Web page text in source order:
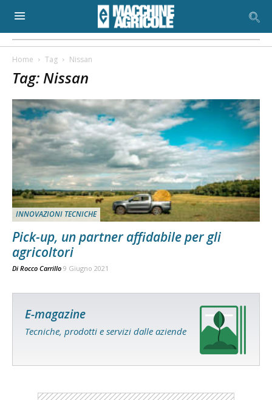
Home Tag Nissan
Tag: Nissan
INNOVAZIONI TECNICHE
Pick-up, un partner affidabile per gli
agricoltori
Di Rocco Carrillo 9 Giugno 2021
E-magazine
Tecniche, prodotti e servizi dalle aziende